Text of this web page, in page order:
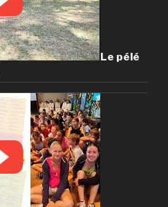
Le pélé